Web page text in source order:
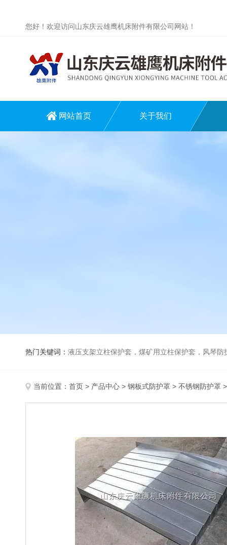
您好！欢迎访问山东庆云雄鹰机床附件有限公司网站！
网站首页 关于我们
热门关键词： 液压支架立柱保护套，煤矿用立柱保护套，风琴
当前位置： 首页 > 产品中心 > 钢板式防护罩 > 不锈钢防护罩